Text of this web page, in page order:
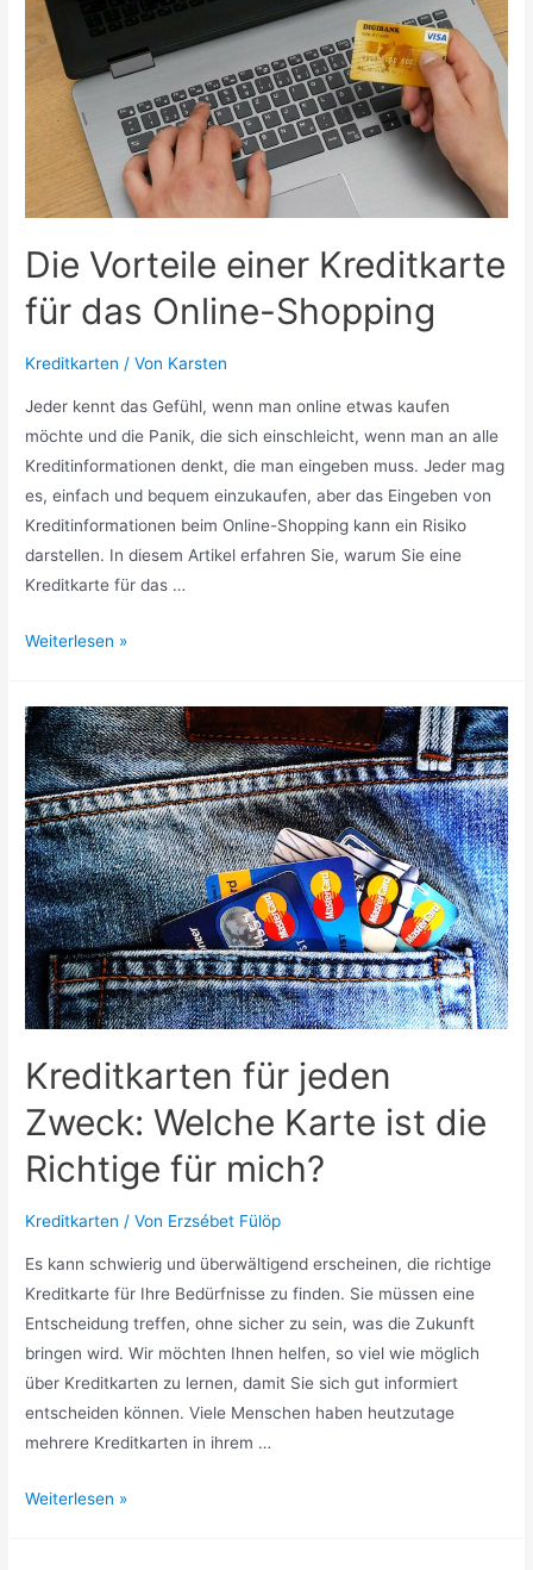
finden
–
Ratgeber
Die Vorteile einer Kreditkarte
für das Online-Shopping
Kreditkarten / Von Karsten
Jeder kennt das Gefühl, wenn man online etwas kaufen
möchte und die Panik, die sich einschleicht, wenn man an alle
Kreditinformationen denkt, die man eingeben muss. Jeder mag
es, einfach und bequem einzukaufen, aber das Eingeben von
Kreditinformationen beim Online-Shopping kann ein Risiko
darstellen. In diesem Artikel erfahren Sie, warum Sie eine
Kreditkarte für das …
Die
Kreditkarte
für
das
Online-
Shopping
Weiterlesen »
Kreditkarten für jeden
Zweck: Welche Karte ist die
Richtige für mich?
Kreditkarten / Von Erzsébet Fülöp
Es kann schwierig und überwältigend erscheinen, die richtige
Kreditkarte für Ihre Bedürfnisse zu finden. Sie müssen eine
Entscheidung treffen, ohne sicher zu sein, was die Zukunft
bringen wird. Wir möchten Ihnen helfen, so viel wie möglich
über Kreditkarten zu lernen, damit Sie sich gut informiert
entscheiden können. Viele Menschen haben heutzutage
mehrere Kreditkarten in ihrem …
Kreditkarten
Weiterlesen »